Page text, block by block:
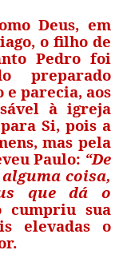
Deus, em
o filho de
Pedro foi
preparado
parecia, aos
à igreja
Si, pois a
mas pela
Paulo: “De
coisa,
que dá o
cumpriu sua
elevadas o